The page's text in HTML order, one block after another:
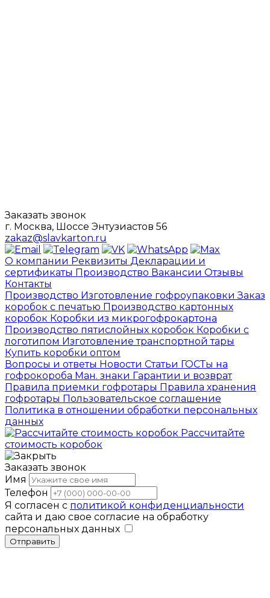
Заказать звонок
г. Москва, Шоссе Энтузиастов 56
zakaz@slavkarton.ru
О компании Реквизиты Декларации и
сертификаты Производство Вакансии Отзывы
Контакты
Производство Изготовление гофроупаковкиЗаказ
коробок с печатью Производство картонных
коробок Коробки из микрогофрокартона
Производство пятислойных коробок Коробки с
логотипом Изготовление транспортной тары
Купить коробки оптом
Вопросы и ответы Новости Статьи ГОСТы на
гофрокороба Ман. знаки Гарантии и возврат
Правила приемки гофротары Правила хранения
гофротары Пользовательское соглашение
Политика в отношении обработки персональных
данных
Рассчитайте
стоимость коробок
Заказать звонок
Имя
Телефон
Я согласен с политикой конфиденциальности
сайта и даю свое согласие на обработку
персональных данных
Отправить